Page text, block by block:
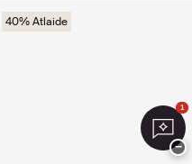
40% Atlaide
1
−